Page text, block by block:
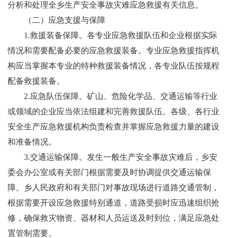
分析和处理全乡生产安全事故灾难应急救援有关信息。
（ 二） 应急支援与保障
1.救援装备保障。 各专业应急救援队伍和企业根据实际
情况和需要配备必要的应急救援装备。专业应急救援指挥机
构应当掌握本专业的特种救援装备情况，各专业队伍按规程
配备救援装备。
2.应急队伍保障。 矿山、危险化学品、交通运输等行业
或领域的企业应当依法组建和完善救援队伍。各级、各行业
安全生产应急救援机构负责检查并掌握应急救援力量的建设
和准备情况。
3.交通运输保障。 发生一般生产安全事故灾难后，乡安
委会办公室或有关部门根据需要及时协调提供交通运输保
障。乡人民政府和有关部门对事故现场进行道路交通管制，
根据需要开设应急救援特别通道，道路受损时应迅速组织抢
修，确保救灾物资、器材和人员运送及时到位，满足应急处
置管制需要。